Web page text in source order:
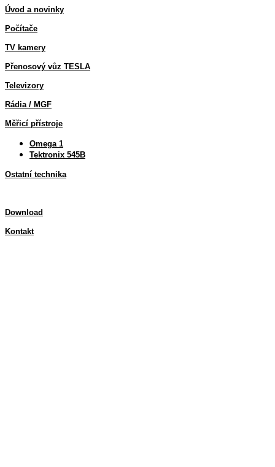
Úvod a novinky
Počítače
TV kamery
Přenosový vůz TESLA
Televizory
Rádia / MGF
Měřicí přístroje
Omega 1
Tektronix 545B
Ostatní technika
Download
Kontakt